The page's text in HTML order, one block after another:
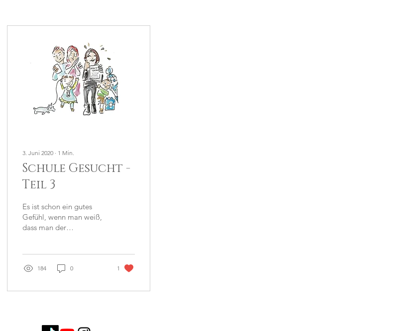
3. Juni 2020 ∙ 1 Min.
Schule Gesucht -
Teil 3
Es ist schon ein gutes
Gefühl, wenn man weiß,
dass man der
vertrauen...
184 0 1